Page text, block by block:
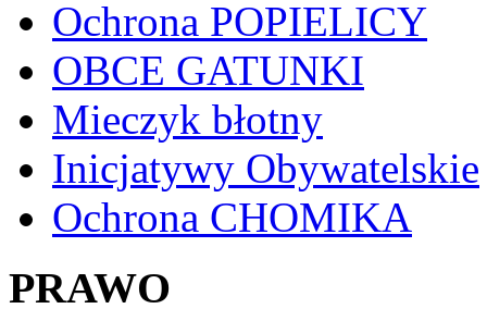
Ochrona POPIELICY
OBCE GATUNKI
Mieczyk błotny
Inicjatywy Obywatelskie
Ochrona CHOMIKA
PRAWO